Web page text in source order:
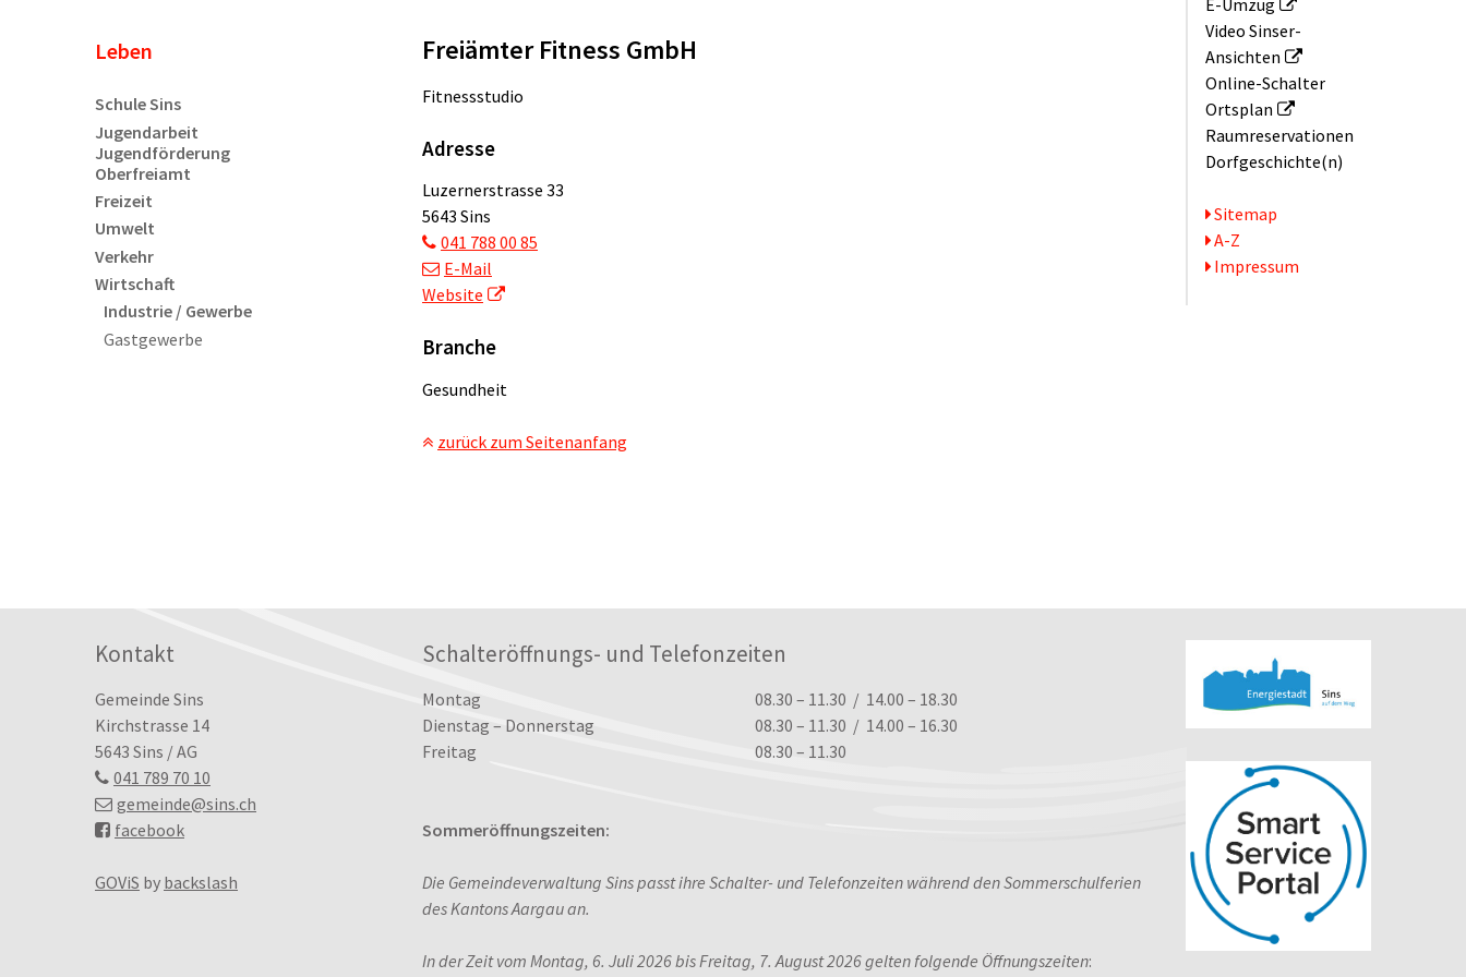
Video Sinser-
Ansichten
Online-Schalter
Ortsplan
Raum­reservationen
Dorfgeschichte(n)
Serviceseiten
Sitemap
A-Z
Impressum
Unternavigation
Leben
Schule Sins
Jugendarbeit
Jugendförderung
Oberfreiamt
Freizeit
Umwelt
Verkehr
Wirtschaft
Industrie / Gewerbe
Gastgewerbe
Freiämter Fitness GmbH
Fitnessstudio
Adresse
Luzernerstrasse 33
5643 Sins
041 788 00 85
E-Mail
Website
Branche
Gesundheit
zurück zum Seitenanfang
Footer
Kontakt
Gemeinde Sins
Kirchstrasse 14
5643 Sins / AG
041 789 70 10
gemeinde@sins.ch
facebook
GOViS by backslash
Schalteröffnungs- und Telefonzeiten
TagÖffnungszeiten
Montag
08.30 – 11.30 / 14.00 – 18.30
Dienstag – Donnerstag
08.30 – 11.30 / 14.00 – 16.30
Freitag
08.30 – 11.30
Sommeröffnungszeiten:
Die Gemeindeverwaltung Sins passt ihre Schalter- und Telefonzeiten während den Sommerschulferien
des Kantons Aargau an.
In der Zeit vom Montag, 6. Juli 2026 bis Freitag, 7. August 2026 gelten folgende Öffnungszeiten: